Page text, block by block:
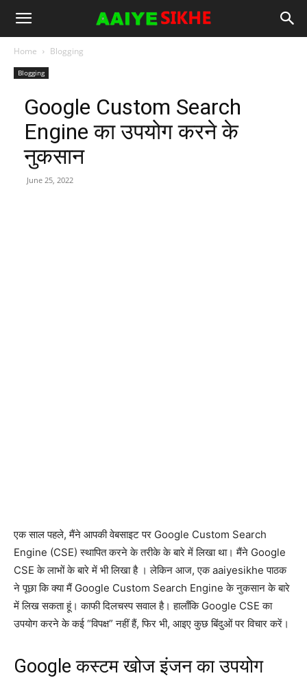
Home Blogging
Blogging
Google Custom Search
Engine का उपयोग करने के
नुकसान
June 25, 2022
एक साल पहले, मैंने आपकी वेबसाइट पर Google Custom Search
Engine (CSE) स्थापित करने के तरीके के बारे में लिखा था। मैंने Google
CSE के लाभों के बारे में भी लिखा है । लेकिन आज, एक aaiyesikhe पाठक
ने पूछा कि क्या मैं Google Custom Search Engine के नुकसान के बारे
में लिख सकता हूं। काफी दिलचस्प सवाल है। हालाँकि Google CSE का
उपयोग करने के कई “विपक्ष” नहीं हैं, फिर भी, आइए कुछ बिंदुओं पर विचार करें।
Google कस्टम खोज इंजन का उपयोग